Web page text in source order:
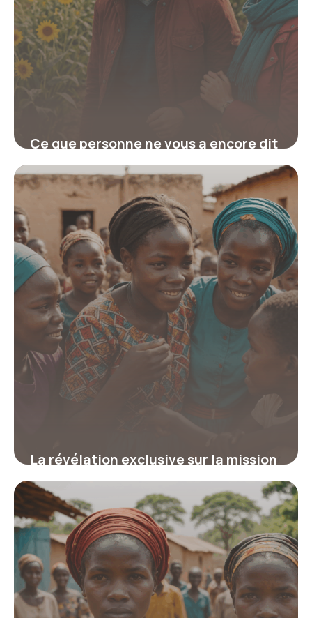
Ce que personne ne vous a encore dit
sur la différence entre volontaire et
bénévole : la vérité surprenante qui
peut changer votre engagement
19 juin 2026
La révélation exclusive sur la mission
humanitaire en orphelinat en Afrique
qui transforme vies et donne des clés
inédites pour un engagement
responsable
19 juin 2026